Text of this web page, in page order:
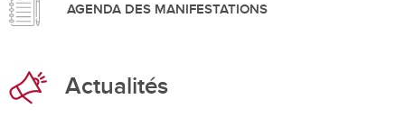
AGENDA DES MANIFESTATIONS
Actualités